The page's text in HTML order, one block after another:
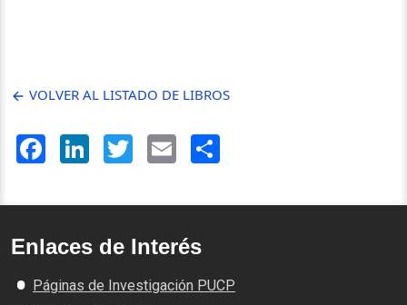
VOLVER AL LISTADO DE LIBROS
FacebookLinkedInTwitter Email
Enlaces de Interés
Páginas de Investigación PUCP